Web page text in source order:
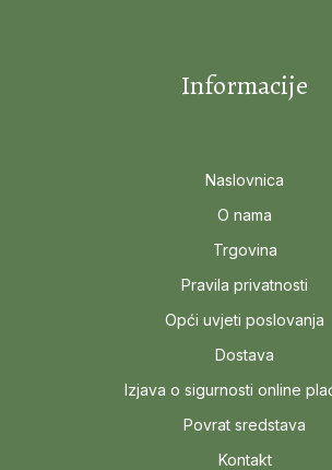
Informacije
Naslovnica
O nama
Trgovina
Pravila privatnosti
Opći uvjeti poslovanja
Dostava
Izjava o sigurnosti online
Povrat sredstava
Kontakt